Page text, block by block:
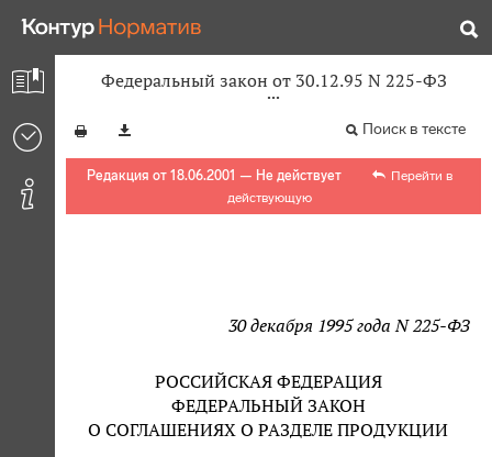
Федеральный закон от 30.12.95 N 225-ФЗ
Поиск в тексте
Редакция от 18.06.2001 — Не действует
Перейти в
действующую
30 декабря 1995 года N 225-ФЗ
РОССИЙСКАЯ ФЕДЕРАЦИЯ
ФЕДЕРАЛЬНЫЙ ЗАКОН
О СОГЛАШЕНИЯХ О РАЗДЕЛЕ ПРОДУКЦИИ